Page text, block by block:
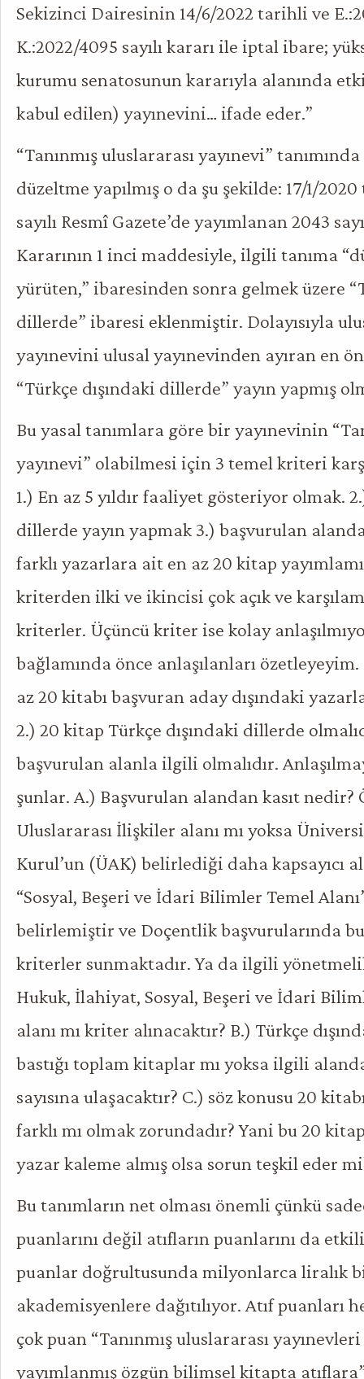
Sekizinci Dairesinin 14/6/2022 tarihli ve
K.:2022/4095 sayılı kararı ile iptal ibare;
kurumu senatosunun kararıyla alanında
kabul edilen) yayınevini… ifade eder.”
“Tanınmış uluslararası yayınevi”
düzeltme yapılmış o da şu şekilde: 17/1/
sayılı Resmî Gazete’de yayımlanan 2043
Kararının 1 inci maddesiyle, ilgili tanıma
yürüten,” ibaresinden sonra gelmek üzere
dillerde” ibaresi eklenmiştir. Dolayısıyla
yayınevini ulusal yayınevinden ayıran en
“Türkçe dışındaki dillerde” yayın yapmış
Bu yasal tanımlara göre bir yayınevinin
yayınevi” olabilmesi için 3 temel kriteri
1.) En az 5 yıldır faaliyet gösteriyor olmak.
dillerde yayın yapmak 3.) başvurulan
farklı yazarlara ait en az 20 kitap
kriterden ilki ve ikincisi çok açık ve
kriterler. Üçüncü kriter ise kolay
bağlamında önce anlaşılanları özetleyeyim.
az 20 kitabı başvuran aday dışındaki
2.) 20 kitap Türkçe dışındaki dillerde
başvurulan alanla ilgili olmalıdır.
şunlar. A.) Başvurulan alandan kasıt nedir?
Uluslararası İlişkiler alanı mı yoksa
Kurul’un (ÜAK) belirlediği daha kapsayıcı
“Sosyal, Beşeri ve İdari Bilimler Temel
belirlemiştir ve Doçentlik başvurularında
kriterler sunmaktadır. Ya da ilgili
Hukuk, İlahiyat, Sosyal, Beşeri ve İdari
alanı mı kriter alınacaktır? B.) Türkçe
bastığı toplam kitaplar mı yoksa ilgili
sayısına ulaşacaktır? C.) söz konusu 20
farklı mı olmak zorundadır? Yani bu 20
yazar kaleme almış olsa sorun teşkil eder
Bu tanımların net olması önemli çünkü
puanlarını değil atıfların puanlarını da
puanlar doğrultusunda milyonlarca liralık
akademisyenlere dağıtılıyor. Atıf puanları
çok puan “Tanınmış uluslararası
yayımlanmış özgün bilimsel kitapta